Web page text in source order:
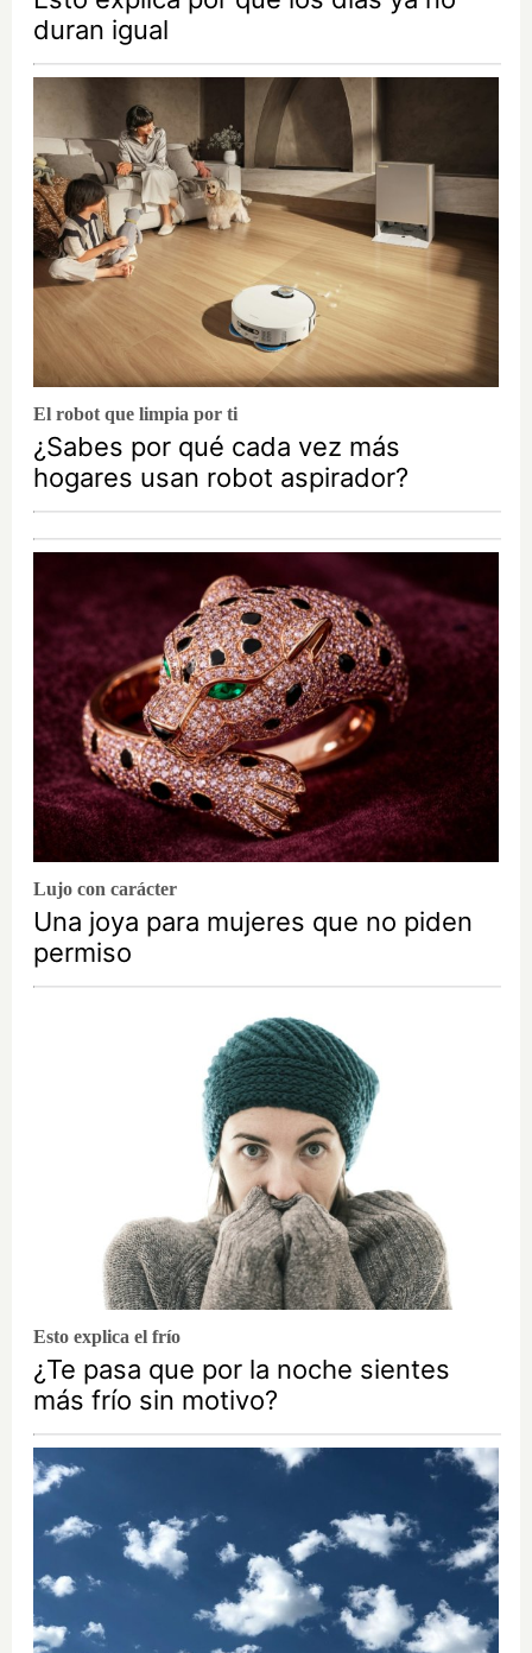
duran igual
El robot que limpia por ti
¿Sabes por qué cada vez más
hogares usan robot aspirador?
Lujo con carácter
Una joya para mujeres que no piden
permiso
Esto explica el frío
¿Te pasa que por la noche sientes
más frío sin motivo?